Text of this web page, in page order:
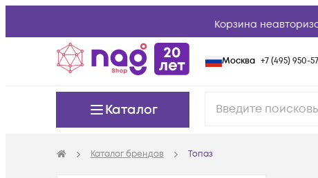
Корзина
Москва +7 (495) 950-
Каталог
Каталог брендов Топаз